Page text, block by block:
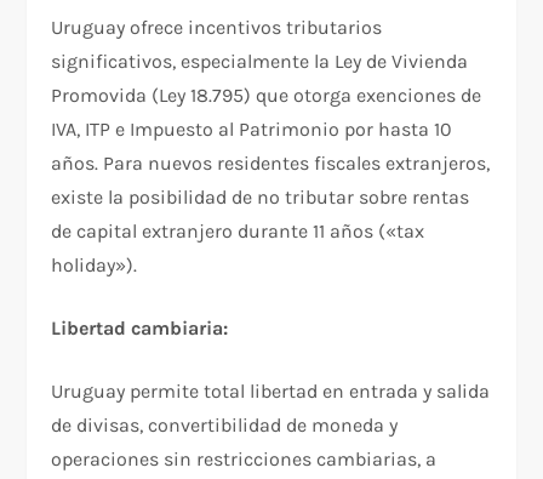
Uruguay ofrece incentivos tributarios
significativos, especialmente la Ley de Vivienda
Promovida (Ley 18.795) que otorga exenciones de
IVA, ITP e Impuesto al Patrimonio por hasta 10
años. Para nuevos residentes fiscales extranjeros,
existe la posibilidad de no tributar sobre rentas
de capital extranjero durante 11 años («tax
holiday»).​
Libertad cambiaria:
Uruguay permite total libertad en entrada y salida
de divisas, convertibilidad de moneda y
operaciones sin restricciones cambiarias, a